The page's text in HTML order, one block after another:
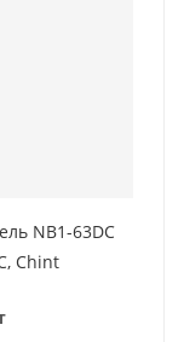
NB1-63DC
Chint